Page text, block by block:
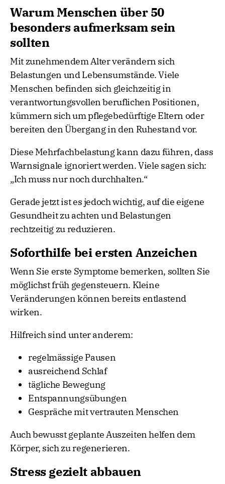
Warum Menschen über 50
besonders aufmerksam sein
sollten
Mit zunehmendem Alter verändern sich
Belastungen und Lebensumstände. Viele
Menschen befinden sich gleichzeitig in
verantwortungsvollen beruflichen Positionen,
kümmern sich um pflegebedürftige Eltern oder
bereiten den Übergang in den Ruhestand vor.
Diese Mehrfachbelastung kann dazu führen, dass
Warnsignale ignoriert werden. Viele sagen sich:
„Ich muss nur noch durchhalten.“
Gerade jetzt ist es jedoch wichtig, auf die eigene
Gesundheit zu achten und Belastungen
rechtzeitig zu reduzieren.
Soforthilfe bei ersten Anzeichen
Wenn Sie erste Symptome bemerken, sollten Sie
möglichst früh gegensteuern. Kleine
Veränderungen können bereits entlastend
wirken.
Hilfreich sind unter anderem:
regelmässige Pausen
ausreichend Schlaf
tägliche Bewegung
Entspannungsübungen
Gespräche mit vertrauten Menschen
Auch bewusst geplante Auszeiten helfen dem
Körper, sich zu regenerieren.
Stress gezielt abbauen